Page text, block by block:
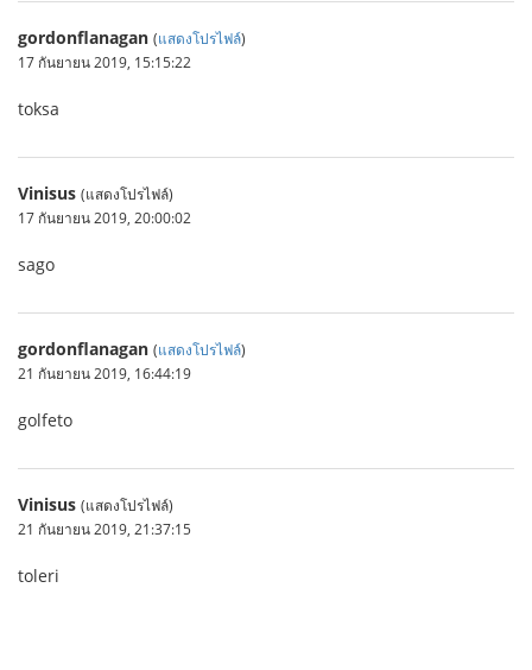
gordonflanagan (แสดงโปรไฟล์)
17 กันยายน 2019, 15:15:22
toksa
Vinisus (แสดงโปรไฟล์)
17 กันยายน 2019, 20:00:02
sago
gordonflanagan (แสดงโปรไฟล์)
21 กันยายน 2019, 16:44:19
golfeto
Vinisus (แสดงโปรไฟล์)
21 กันยายน 2019, 21:37:15
toleri